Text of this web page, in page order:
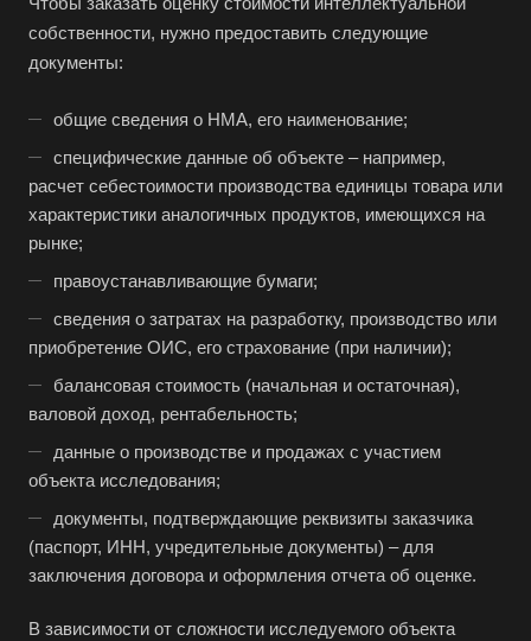
собственности, нужно предоставить следующие
документы:
общие сведения о НМА, его наименование;
специфические данные об объекте – например,
расчет себестоимости производства единицы товара или
характеристики аналогичных продуктов, имеющихся на
рынке;
правоустанавливающие бумаги;
сведения о затратах на разработку, производство или
приобретение ОИС, его страхование (при наличии);
балансовая стоимость (начальная и остаточная),
валовой доход, рентабельность;
данные о производстве и продажах с участием
объекта исследования;
документы, подтверждающие реквизиты заказчика
(паспорт, ИНН, учредительные документы) – для
заключения договора и оформления отчета об оценке.
В зависимости от сложности исследуемого объекта
Барнаул
Белая Калитва
Белгород
Белово
Белогорск
Белорецк
Белореченск
Белоярский
Березники
Биробиджан
Бирск
Бирюч